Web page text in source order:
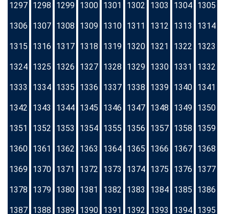
1297 1298 1299 1300 1301 1302 1303 1304 1305
1306 1307 1308 1309 1310 1311 1312 1313 1314
1315 1316 1317 1318 1319 1320 1321 1322 1323
1324 1325 1326 1327 1328 1329 1330 1331 1332
1333 1334 1335 1336 1337 1338 1339 1340 1341
1342 1343 1344 1345 1346 1347 1348 1349 1350
1351 1352 1353 1354 1355 1356 1357 1358 1359
1360 1361 1362 1363 1364 1365 1366 1367 1368
1369 1370 1371 1372 1373 1374 1375 1376 1377
1378 1379 1380 1381 1382 1383 1384 1385 1386
1387 1388 1389 1390 1391 1392 1393 1394 1395